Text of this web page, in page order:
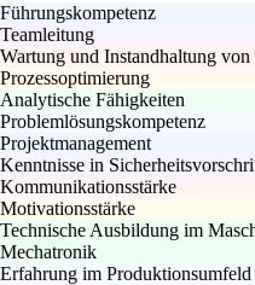
Führungskompetenz
Teamleitung
Wartung und Instandhaltung von
Prozessoptimierung
Analytische Fähigkeiten
Problemlösungskompetenz
Projektmanagement
Kenntnisse in
Kommunikationsstärke
Motivationsstärke
Technische Ausbildung im
Mechatronik
Erfahrung im Produktionsumfeld